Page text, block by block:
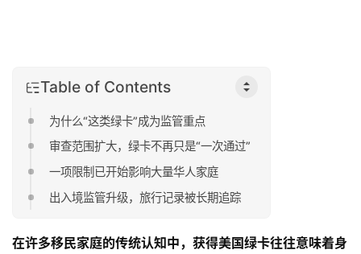
Table of Contents
为什么“这类绿卡”成为监管重点
审查范围扩大，绿卡不再只是“一次通过”
一项限制已开始影响大量华人家庭
出入境监管升级，旅行记录被长期追踪
在许多移民家庭的传统认知中，获得美国绿卡往往意味着身